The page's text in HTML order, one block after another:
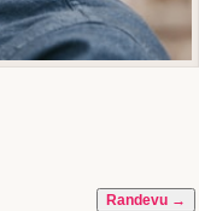
Randevu →